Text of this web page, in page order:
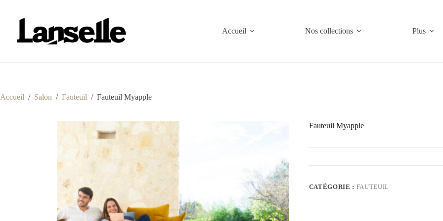
contenu
Accueil Nos collections Plus
Accueil / Salon / Fauteuil / Fauteuil Myapple
Fauteuil Myapple
CATÉGORIE : FAUTEUIL